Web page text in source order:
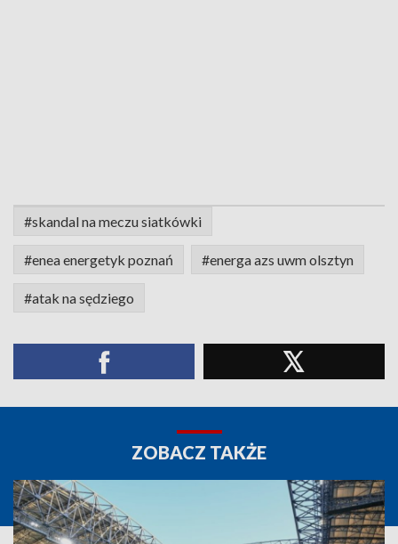
#skandal na meczu siatkówki
#enea energetyk poznań #energa azs uwm olsztyn
#atak na sędziego
ZOBACZ TAKŻE